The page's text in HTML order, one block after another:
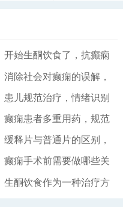
开始生酮饮食了，抗癫痫
药能不能慢慢减掉
消除社会对癫痫的误解，
从了解它不是精神病开始
患儿规范治疗，情绪识别
训练改善社交能力
癫痫患者多重用药，规范
管理避免重复用药
缓释片与普通片的区别，
可以掰开服用吗
癫痫手术前需要做哪些关
键的术前评估
生酮饮食作为一种治疗方